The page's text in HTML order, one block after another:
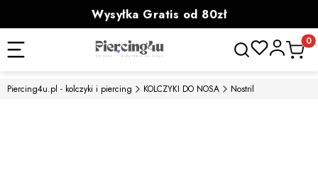
Wysyłka Gratis od 80zł
powyżej 100zł prezent
Otwórz
Piercing4u.pl - kolczyki i piercing KOLCZYKI DO NOSA Nostril